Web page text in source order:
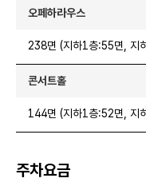
오페하라우스
238면 (지하1층:55면, 지
콘서트홀
144면 (지하1층:52면, 지
주차요금